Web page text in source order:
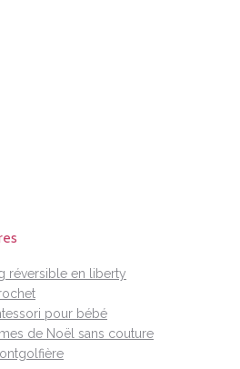
réversible en liberty
pour bébé
de Noël sans couture